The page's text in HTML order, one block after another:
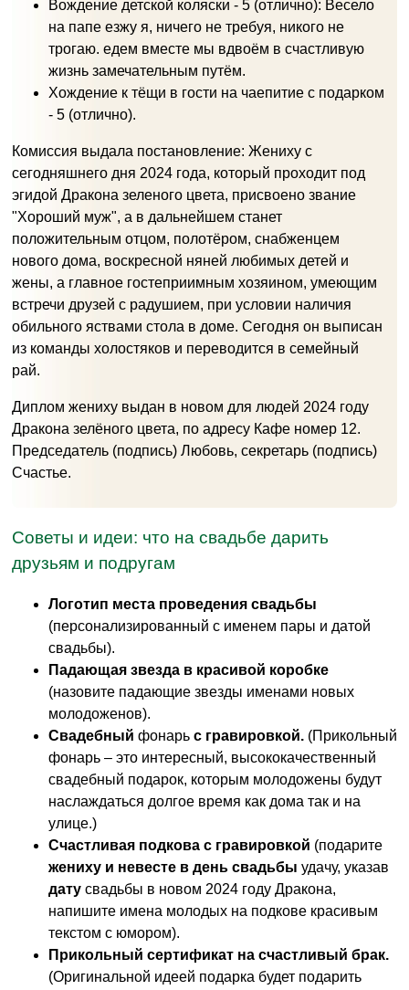
Вождение детской коляски - 5 (отлично): Весело
на папе езжу я, ничего не требуя, никого не
трогаю. едем вместе мы вдвоём в счастливую
жизнь замечательным путём.
Хождение к тёщи в гости на чаепитие с подарком
- 5 (отлично).
Комиссия выдала постановление: Жениху с
сегодняшнего дня 2024 года, который проходит под
эгидой Дракона зеленого цвета, присвоено звание
"Хороший муж", а в дальнейшем станет
положительным отцом, полотёром, снабженцем
нового дома, воскресной няней любимых детей и
жены, а главное гостеприимным хозяином, умеющим
встречи друзей с радушием, при условии наличия
обильного яствами стола в доме. Сегодня он выписан
из команды холостяков и переводится в семейный
рай.
Диплом жениху выдан в новом для людей 2024 году
Дракона зелёного цвета, по адресу Кафе номер 12.
Председатель (подпись) Любовь, секретарь (подпись)
Счастье.
Советы и идеи: что на свадьбе дарить
друзьям и подругам
Логотип места проведения свадьбы
(персонализированный с именем пары и датой
свадьбы).
Падающая звезда в красивой коробке
(назовите падающие звезды именами новых
молодоженов).
Свадебный фонарь с гравировкой. (Прикольный
фонарь – это интересный, высококачественный
свадебный подарок, которым молодожены будут
наслаждаться долгое время как дома так и на
улице.)
Счастливая подкова с гравировкой (подарите
жениху и невесте в день свадьбы удачу, указав
дату свадьбы в новом 2024 году Дракона,
напишите имена молодых на подкове красивым
текстом с юмором).
Прикольный сертификат на счастливый брак.
(Оригинальной идеей подарка будет подарить